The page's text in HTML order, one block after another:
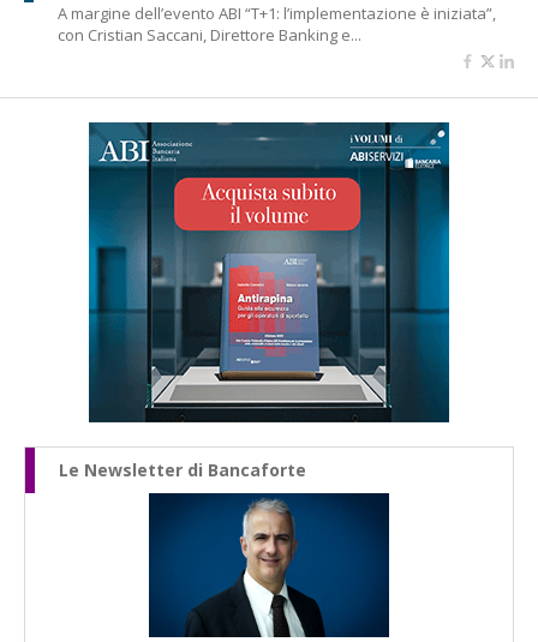
A margine dell’evento ABI “T+1: l’implementazione è iniziata”,
con Cristian Saccani, Direttore Banking e...
Le Newsletter di Bancaforte